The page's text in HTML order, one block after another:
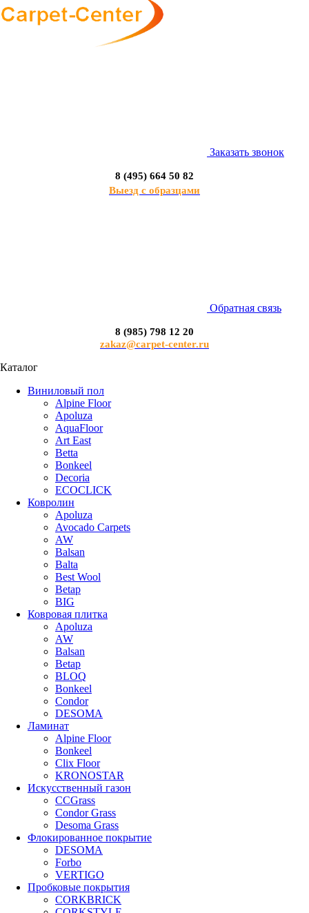
Заказать звонок
8 (495) 664 50 82
Выезд с образцами
Обратная связь
8 (985) 798 12 20
zakaz@carpet-center.ru
Каталог
Виниловый пол
Alpine Floor
Apoluza
AquaFloor
Art East
Betta
Bonkeel
Decoria
ECOCLICK
Ковролин
Apoluza
Avocado Carpets
AW
Balsan
Balta
Best Wool
Betap
BIG
Ковровая плитка
Apoluza
AW
Balsan
Betap
BLOQ
Bonkeel
Condor
DESOMA
Ламинат
Alpine Floor
Bonkeel
Clix Floor
KRONOSTAR
Искусственный газон
CCGrass
Condor Grass
Desoma Grass
Флокированное покрытие
DESOMA
Forbo
VERTIGO
Пробковые покрытия
CORKBRICK